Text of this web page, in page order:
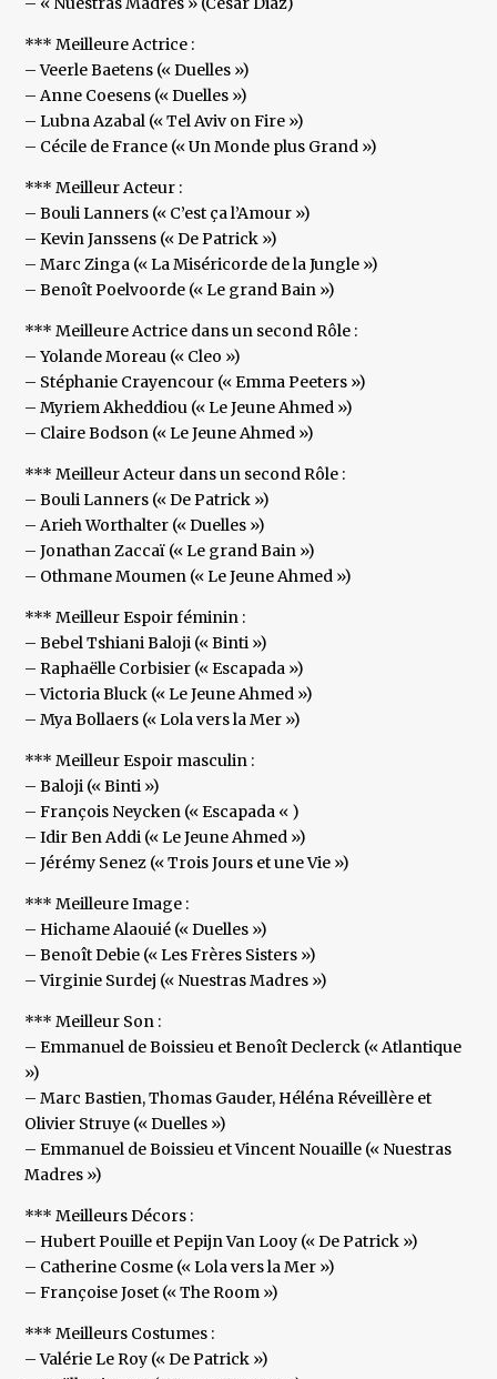
*** Meilleure Actrice :
– Veerle Baetens (« Duelles »)
– Anne Coesens (« Duelles »)
– Lubna Azabal (« Tel Aviv on Fire »)
– Cécile de France (« Un Monde plus Grand »)
*** Meilleur Acteur :
– Bouli Lanners (« C’est ça l’Amour »)
– Kevin Janssens (« De Patrick »)
– Marc Zinga (« La Miséricorde de la Jungle »)
– Benoît Poelvoorde (« Le grand Bain »)
*** Meilleure Actrice dans un second Rôle :
– Yolande Moreau (« Cleo »)
– Stéphanie Crayencour (« Emma Peeters »)
– Myriem Akheddiou (« Le Jeune Ahmed »)
– Claire Bodson (« Le Jeune Ahmed »)
*** Meilleur Acteur dans un second Rôle :
– Bouli Lanners (« De Patrick »)
– Arieh Worthalter (« Duelles »)
– Jonathan Zaccaï (« Le grand Bain »)
– Othmane Moumen (« Le Jeune Ahmed »)
*** Meilleur Espoir féminin :
– Bebel Tshiani Baloji (« Binti »)
– Raphaëlle Corbisier (« Escapada »)
– Victoria Bluck (« Le Jeune Ahmed »)
– Mya Bollaers (« Lola vers la Mer »)
*** Meilleur Espoir masculin :
– Baloji (« Binti »)
– François Neycken (« Escapada « )
– Idir Ben Addi (« Le Jeune Ahmed »)
– Jérémy Senez (« Trois Jours et une Vie »)
*** Meilleure Image :
– Hichame Alaouié (« Duelles »)
– Benoît Debie (« Les Frères Sisters »)
– Virginie Surdej (« Nuestras Madres »)
*** Meilleur Son :
– Emmanuel de Boissieu et Benoît Declerck (« Atlantique
»)
– Marc Bastien, Thomas Gauder, Héléna Réveillère et
Olivier Struye (« Duelles »)
– Emmanuel de Boissieu et Vincent Nouaille (« Nuestras
Madres »)
*** Meilleurs Décors :
– Hubert Pouille et Pepijn Van Looy (« De Patrick »)
– Catherine Cosme (« Lola vers la Mer »)
– Françoise Joset (« The Room »)
*** Meilleurs Costumes :
– Valérie Le Roy (« De Patrick »)